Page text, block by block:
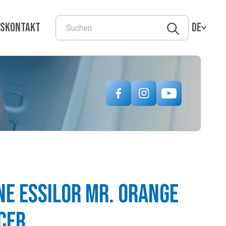
Kontakt DE
Essilor Mr. Orange